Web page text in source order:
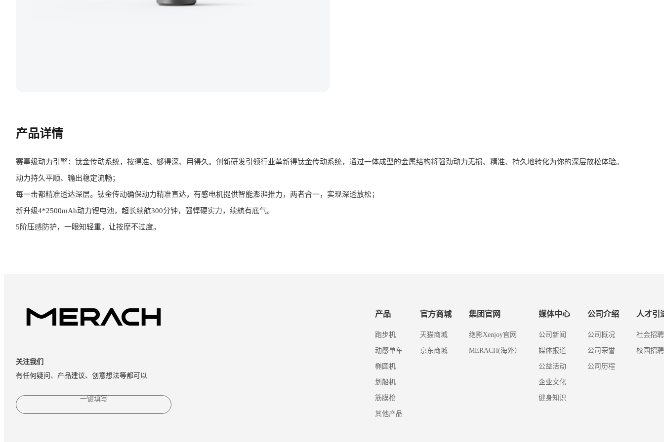
产品详情
赛事级动力引擎：钛金传动系统，按得准、够得深、用得久。创新研发引领行业革新得钛金传动系统，通过一体成型的金属结构将强劲动力无损、精准、持久地转化为你的深层放松体验。
动力持久平顺、输出稳定流畅；
每一击都精准透达深层。钛金传动确保动力精准直达，有感电机提供智能澎湃推力，两者合一，实现深透放松；
新升级4*2500mAh动力锂电池，超长续航300分钟，强悍硬实力，续航有底气。
5阶压感防护，一眼知轻重，让按摩不过度。
关注我们
有任何疑问、产品建议、创意想法等都可以
一键填写
产品
跑步机
动感单车
椭圆机
划船机
筋膜枪
其他产品
官方商城
天猫商城
京东商城
集团官网
绝影Xenjoy官网
MERACH(海外）
媒体中心
公司新闻
媒体报道
公益活动
企业文化
健身知识
公司介绍
公司概况
公司荣誉
公司历程
人才引
社会招聘
校园招聘